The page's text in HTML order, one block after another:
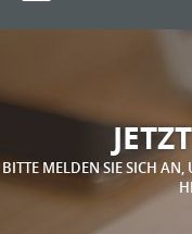
BITTE MELDEN SIE SICH